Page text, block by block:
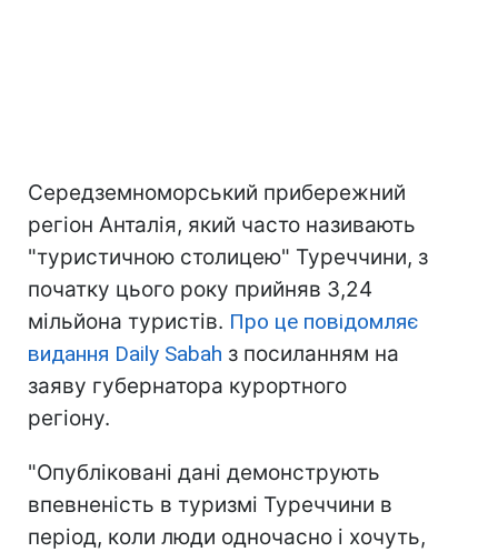
Середземноморський прибережний
регіон Анталія, який часто називають
"туристичною столицею" Туреччини, з
початку цього року прийняв 3,24
мільйона туристів. Про це повідомляє
видання Daily Sabah з посиланням на
заяву губернатора курортного
регіону.
"Опубліковані дані демонструють
впевненість в туризмі Туреччини в
період, коли люди одночасно і хочуть,